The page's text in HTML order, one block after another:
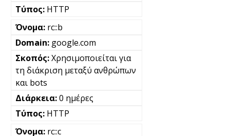
HTTP
rc::b
google.com
Χρησιμοποιείται για
τη διάκριση μεταξύ ανθρώπων
και bots
0 ημέρες
HTTP
rc::c